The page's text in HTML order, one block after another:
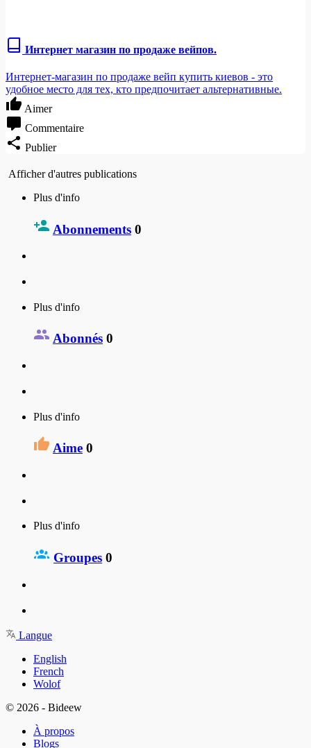
Интернет магазин по продаже вейпов.
Интернет-магазин по продаже вейп купить киевов - это
удобное место для тех, кто предпочитает альтернативные.
Aimer
Commentaire
Publier
Afficher d'autres publications
Plus d'info
Abonnements 0
Plus d'info
Abonnés 0
Plus d'info
Aime 0
Plus d'info
Groupes 0
Langue
English
French
Wolof
© 2026 - Bideew
À propos
Blogs